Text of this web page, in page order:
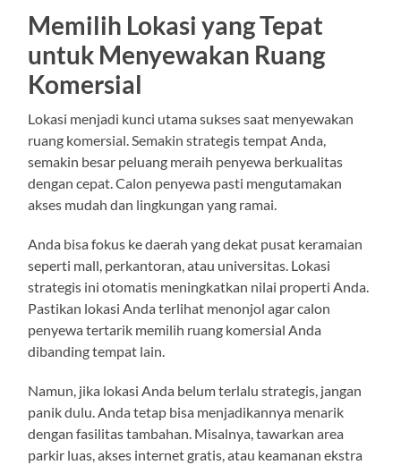
Memilih Lokasi yang Tepat
untuk Menyewakan Ruang
Komersial
Lokasi menjadi kunci utama sukses saat menyewakan
ruang komersial. Semakin strategis tempat Anda,
semakin besar peluang meraih penyewa berkualitas
dengan cepat. Calon penyewa pasti mengutamakan
akses mudah dan lingkungan yang ramai.
Anda bisa fokus ke daerah yang dekat pusat keramaian
seperti mall, perkantoran, atau universitas. Lokasi
strategis ini otomatis meningkatkan nilai properti Anda.
Pastikan lokasi Anda terlihat menonjol agar calon
penyewa tertarik memilih ruang komersial Anda
dibanding tempat lain.
Namun, jika lokasi Anda belum terlalu strategis, jangan
panik dulu. Anda tetap bisa menjadikannya menarik
dengan fasilitas tambahan. Misalnya, tawarkan area
parkir luas, akses internet gratis, atau keamanan ekstra